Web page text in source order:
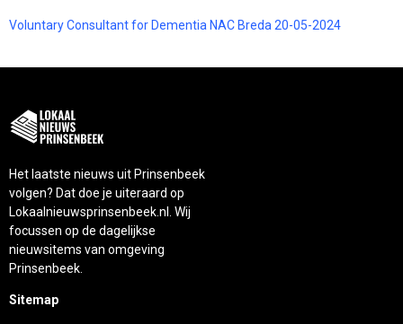
Voluntary Consultant for Dementia NAC Breda 20-05-2024
Het laatste nieuws uit Prinsenbeek
volgen? Dat doe je uiteraard op
Lokaalnieuwsprinsenbeek.nl. Wij
focussen op de dagelijkse
nieuwsitems van omgeving
Prinsenbeek.
Sitemap